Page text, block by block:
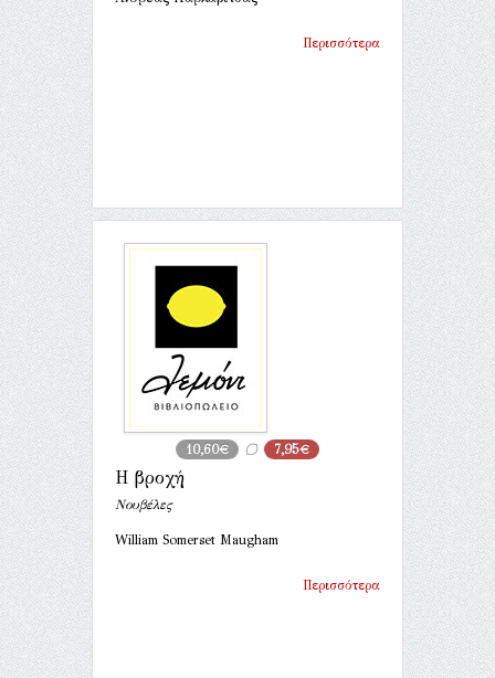
Περισσότερα
10,60€ 7,95€
Η βροχή
Νουβέλες
William Somerset Maugham
Περισσότερα